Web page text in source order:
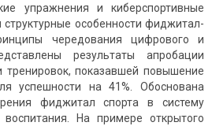
упражнения и киберспортивные
особенности фиджитал-
чередования цифрового и
результаты апробации
тренировок, показавшей повышение
успешности на 41%. Обоснована
фиджитал спорта в систему
воспитания. На примере открытого